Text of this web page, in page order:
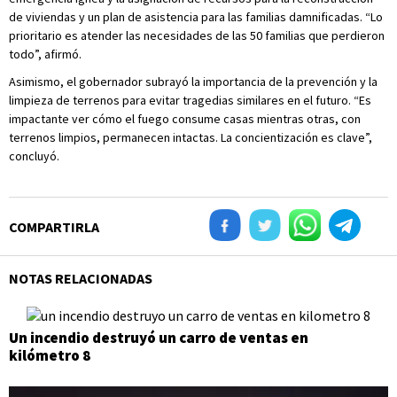
de viviendas y un plan de asistencia para las familias damnificadas. “Lo
prioritario es atender las necesidades de las 50 familias que perdieron
todo”, afirmó.
Asimismo, el gobernador subrayó la importancia de la prevención y la
limpieza de terrenos para evitar tragedias similares en el futuro. “Es
impactante ver cómo el fuego consume casas mientras otras, con
terrenos limpios, permanecen intactas. La concientización es clave”,
concluyó.
COMPARTIRLA
NOTAS RELACIONADAS
Un incendio destruyó un carro de ventas en
kilómetro 8